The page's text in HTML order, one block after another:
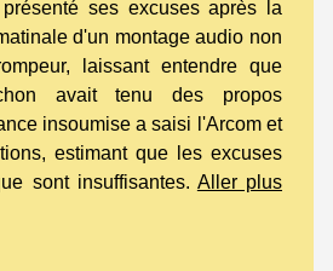
ses excuses après la
d'un montage audio non
laissant entendre que
avait tenu des propos
insoumise a saisi l'Arcom et
estimant que les excuses
sont insuffisantes. Aller plus